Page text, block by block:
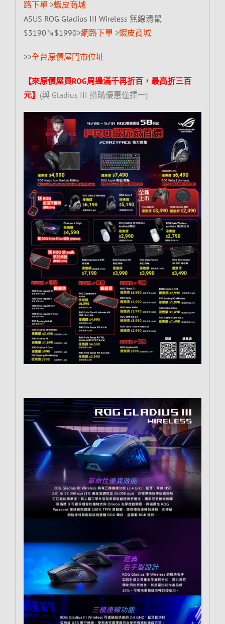
路下單>蝦皮商城
ASUS ROG Gladius III Wireless 無線滑鼠
$3190↘$1990>網路下單>蝦皮商城
>>全台原價屋門市位址
【來原價屋買ROG周邊滿千再折百，最高折三百
元】 (與 Gladius III 搭購優惠僅擇一)